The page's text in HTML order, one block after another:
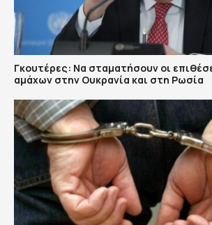
Γκουτέρες: Να σταματήσουν οι
αμάχων στην Ουκρανία και στη Ρωσία